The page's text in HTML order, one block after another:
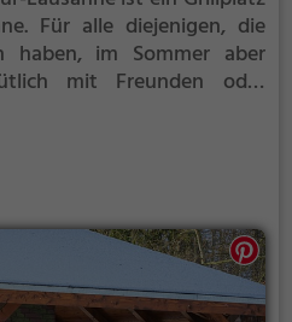
Für alle diejenigen, die
haben, im Sommer aber
mit Freunden oder